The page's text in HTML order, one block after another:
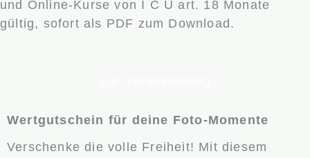
und Online-Kurse von I C U art. 18 Monate
gültig, sofort als PDF zum Download.
Wertgutschein für deine Foto-Momente
Verschenke die volle Freiheit! Mit diesem